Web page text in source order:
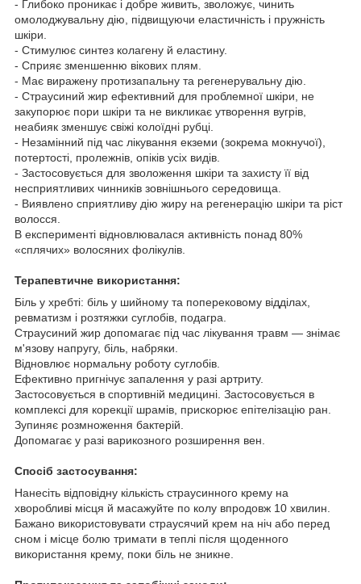
- Глибоко проникає і добре живить, зволожує, чинить
омолоджувальну дію, підвищуючи еластичність і пружність
шкіри.
- Стимулює синтез колагену й еластину.
- Сприяє зменшенню вікових плям.
- Має виражену протизапальну та регенерувальну дію.
- Страусиний жир ефективний для проблемної шкіри, не
закупорює пори шкіри та не викликає утворення вугрів,
неабияк зменшує свіжі колоїдні рубці.
- Незамінний під час лікування екземи (зокрема мокнучої),
потертості, пролежнів, опіків усіх видів.
- Застосовується для зволоження шкіри та захисту її від
несприятливих чинників зовнішнього середовища.
- Виявлено сприятливу дію жиру на регенерацію шкіри та ріст
волосся.
В експерименті відновлювалася активність понад 80%
«сплячих» волосяних фолікулів.
Терапевтичне використання:
Біль у хребті: біль у шийному та поперековому відділах,
ревматизм і розтяжки суглобів, подагра.
Страусиний жир допомагає під час лікування травм — знімає
м'язову напругу, біль, набряки.
Відновлює нормальну роботу суглобів.
Ефективно пригнічує запалення у разі артриту.
Застосовується в спортивній медицині. Застосовується в
комплексі для корекції шрамів, прискорює епітелізацію ран.
Зупиняє розмноження бактерій.
Допомагає у разі варикозного розширення вен.
Спосіб застосування:
Нанесіть відповідну кількість страусинного крему на
хворобливі місця й масажуйте по колу впродовж 10 хвилин.
Бажано використовувати страусячий крем на ніч або перед
сном і місце болю тримати в теплі після щоденного
використання крему, поки біль не зникне.